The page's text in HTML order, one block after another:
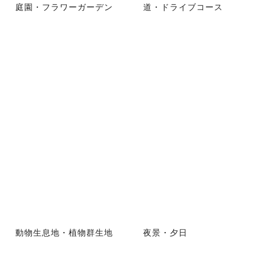
庭園・フラワーガーデン 道・ドライブコース
動物生息地・植物群生地 夜景・夕日